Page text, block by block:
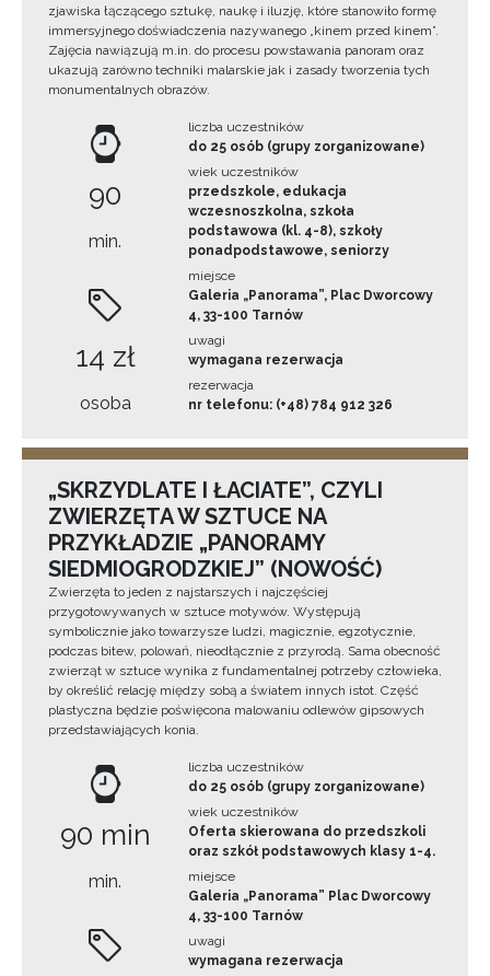
zjawiska łączącego sztukę, naukę i iluzję, które stanowiło formę
immersyjnego doświadczenia nazywanego „kinem przed kinem”.
Zajęcia nawiązują m.in. do procesu powstawania panoram oraz
ukazują zarówno techniki malarskie jak i zasady tworzenia tych
monumentalnych obrazów.
90
min.
14 zł
osoba
liczba uczestników
do 25 osób (grupy zorganizowane)
wiek uczestników
przedszkole, edukacja
wczesnoszkolna, szkoła
podstawowa (kl. 4-8), szkoły
ponadpodstawowe, seniorzy
miejsce
Galeria „Panorama”, Plac Dworcowy
4, 33-100 Tarnów
uwagi
wymagana rezerwacja
rezerwacja
nr telefonu: (+48) 784 912 326
„SKRZYDLATE I ŁACIATE”, CZYLI
ZWIERZĘTA W SZTUCE NA
PRZYKŁADZIE „PANORAMY
SIEDMIOGRODZKIEJ” (NOWOŚĆ)
Zwierzęta to jeden z najstarszych i najczęściej
przygotowywanych w sztuce motywów. Występują
symbolicznie jako towarzysze ludzi, magicznie, egzotycznie,
podczas bitew, polowań, nieodłącznie z przyrodą. Sama obecność
zwierząt w sztuce wynika z fundamentalnej potrzeby człowieka,
by określić relację między sobą a światem innych istot. Część
plastyczna będzie poświęcona malowaniu odlewów gipsowych
przedstawiających konia.
90 min
min.
liczba uczestników
do 25 osób (grupy zorganizowane)
wiek uczestników
Oferta skierowana do przedszkoli
oraz szkół podstawowych klasy 1-4.
miejsce
Galeria „Panorama” Plac Dworcowy
4, 33-100 Tarnów
uwagi
wymagana rezerwacja